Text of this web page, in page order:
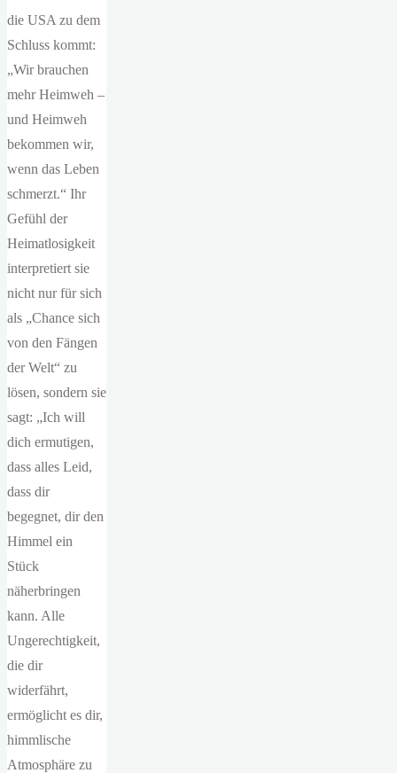
die USA zu dem
Schluss kommt:
„Wir brauchen
mehr Heimweh –
und Heimweh
bekommen wir,
wenn das Leben
schmerzt.“ Ihr
Gefühl der
Heimatlosigkeit
interpretiert sie
nicht nur für sich
als „Chance sich
von den Fängen
der Welt“ zu
lösen, sondern sie
sagt: „Ich will
dich ermutigen,
dass alles Leid,
dass dir
begegnet, dir den
Himmel ein
Stück
näherbringen
kann. Alle
Ungerechtigkeit,
die dir
widerfährt,
ermöglicht es dir,
himmlische
Atmosphäre zu